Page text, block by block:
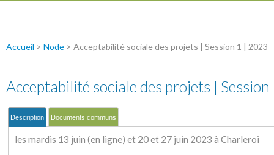
Accueil > Node > Acceptabilité sociale des projets | Session 1 | 2023
Acceptabilité sociale des projets |
Description Documents communs
les mardis 13 juin (en ligne) et 20 et 27 juin 2023 à Charleroi